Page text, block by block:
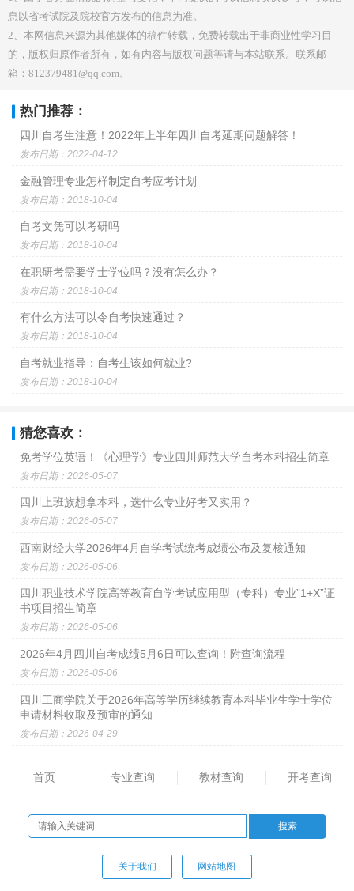
息以省考试院及院校官方发布的信息为准。
2、本网信息来源为其他媒体的稿件转载，免费转载出于非商业性学习目
的，版权归原作者所有，如有内容与版权问题等请与本站联系。联系邮
箱：812379481@qq.com。
热门推荐：
四川自考生注意！2022年上半年四川自考延期问题解答！
发布日期：2022-04-12
金融管理专业怎样制定自考应考计划
发布日期：2018-10-04
自考文凭可以考研吗
发布日期：2018-10-04
在职研考需要学士学位吗？没有怎么办？
发布日期：2018-10-04
有什么方法可以令自考快速通过？
发布日期：2018-10-04
自考就业指导：自考生该如何就业?
发布日期：2018-10-04
猜您喜欢：
免考学位英语！《心理学》专业四川师范大学自考本科招生简章
发布日期：2026-05-07
四川上班族想拿本科，选什么专业好考又实用？
发布日期：2026-05-07
西南财经大学2026年4月自学考试统考成绩公布及复核通知
发布日期：2026-05-06
四川职业技术学院高等教育自学考试应用型（专科）专业”1+X”证
书项目招生简章
发布日期：2026-05-06
2026年4月四川自考成绩5月6日可以查询！附查询流程
发布日期：2026-05-06
四川工商学院关于2026年高等学历继续教育本科毕业生学士学位
申请材料收取及预审的通知
发布日期：2026-04-29
首页 专业查询 教材查询 开考查询
关于我们 网站地图